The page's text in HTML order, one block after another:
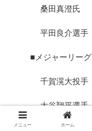
桑田真澄氏
平田良介選手
■メジャーリーグ
千賀滉大投手
大谷翔平選手
メニュー ホーム